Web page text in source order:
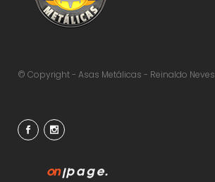
© Copyright - Asas Metálicas - Reinaldo Neves